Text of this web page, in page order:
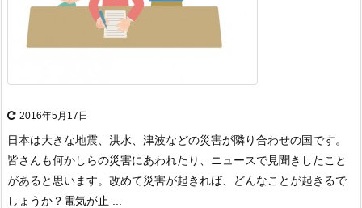
2016年5月17日
日本は大きな地震、洪水、津波などの災害が隣り合わせの国です。
皆さんも何かしらの災害にあわれたり、ニュースで見聞きしたこと
があると思います。 改めて災害が起きれば、どんなことが起きるで
しょうか？ 電気が止 ...